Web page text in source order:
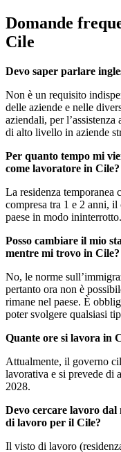
Domande
Cile
Devo saper parlare
Non è un requisito
delle aziende e nelle
aziendali, per
di alto livello in aziende
Per quanto tempo mi
come lavoratore in Cile?
La residenza temporanea
compresa tra 1 e 2 anni,
paese in modo ininterrotto.
Posso cambiare il mio
mentre mi trovo in Cile?
No, le norme
pertanto ora non è
rimane nel paese. È
poter svolgere qualsiasi
Quante ore si lavora in
Attualmente, il governo
lavorativa e si prevede di
2028.
Devo cercare lavoro dal
di lavoro per il Cile?
Il visto di lavoro